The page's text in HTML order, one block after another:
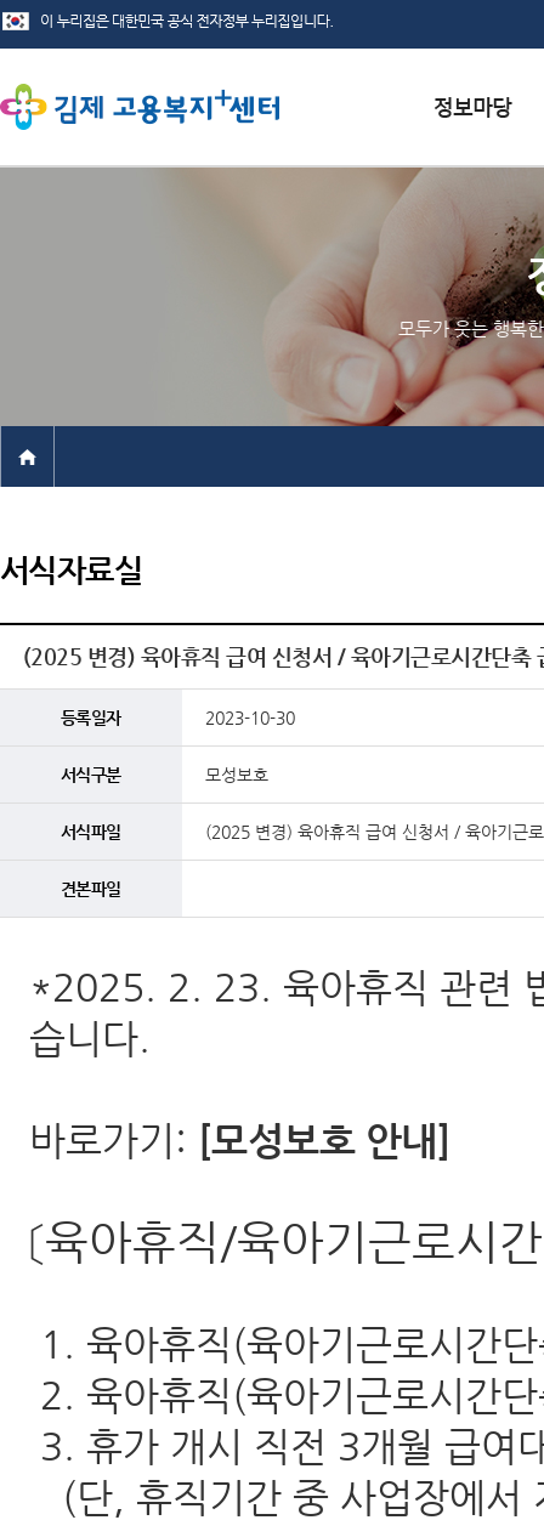
채용정보
인재정보
관련사이트
모두가 웃는 행복
서식자료실
(2025 변경) 육아휴직 급여 신청서 / 육아기근로시간단축
등록일자 2023-10-30
서식구분 모성보호
서식파일 (2025 변경) 육아휴직 급여 신청서 / 육아기근
견본파일
*2025. 2. 23. 육아휴직 관련
습니다.
바로가기: [모성보호 안내]
〔육아휴직/육아기근로시
1. 육아휴직(육아기근로시간
2. 육아휴직(육아기근로시간
3. 휴가 개시 직전 3개월 급여
(단, 휴직기간 중 사업장에서